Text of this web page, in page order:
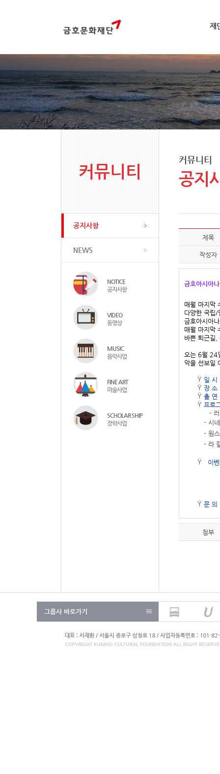
재
커뮤니티
공지사항
NEWS
NOTICE
공지사항
VIDEO
동영상
MUSIC
음악사업
FINE ART
미술사업
SCHOLAR SHIP
장학사업
커뮤니티
공지
제목
작성자
금호아시아
매월 마지막
다양한 국립/
금호아시아
매월 마지막
바쁜 퇴근길,
오는 6월
악을 선보일
Ÿ 일 시
Ÿ 장 소
Ÿ 출 연
Ÿ 프로
- 러
- 시네
- 원스
- 라 칼
Ÿ 이벤
Ÿ 문
첨부
그룹사 바로가기